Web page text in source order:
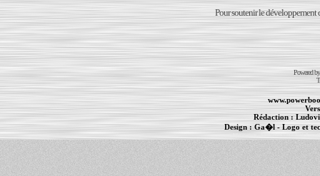
Pour soutenir le développement
Powered
Rédaction :
Design :Ga�l- Logo et
PowerBook